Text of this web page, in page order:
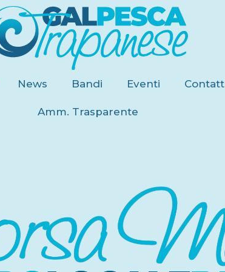
News Bandi Eventi
Amm. Trasparente